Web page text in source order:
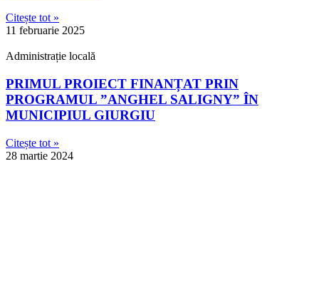
Citește tot »
11 februarie 2025
Administrație locală
PRIMUL PROIECT FINANȚAT PRIN
PROGRAMUL ”ANGHEL SALIGNY” ÎN
MUNICIPIUL GIURGIU
Citește tot »
28 martie 2024